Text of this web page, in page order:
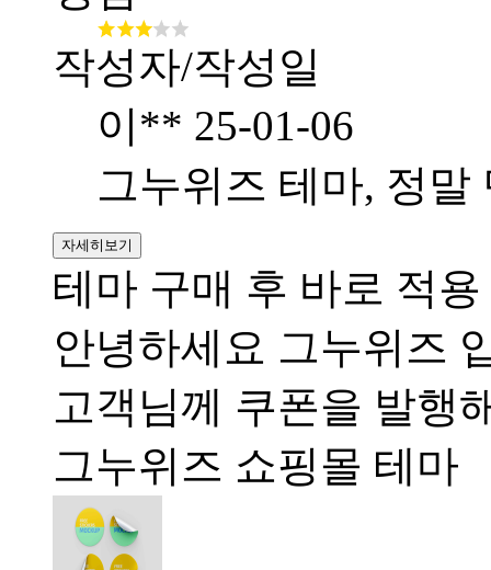
작성자/작성일
이** 25-01-06
그누위즈 테마, 정말
자세히보기
테마 구매 후 바로 적
안녕하세요 그누위즈
고객님께 쿠폰을 발행
그누위즈 쇼핑몰 테마